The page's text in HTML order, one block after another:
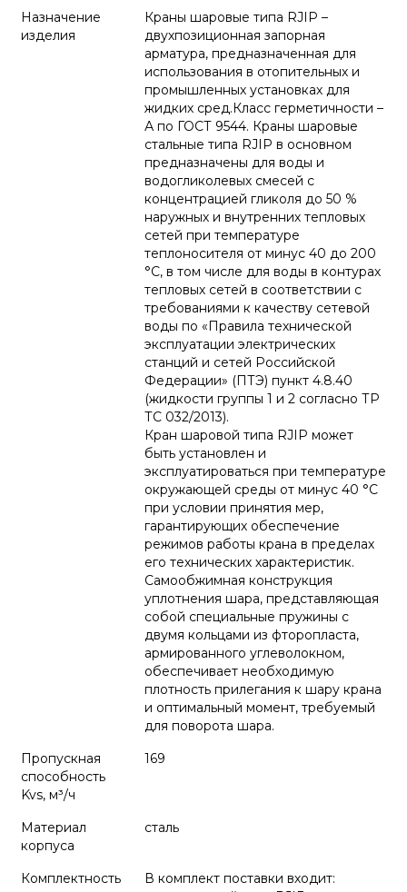
Назначение
изделия
Краны шаровые типа RJIP –
двухпозиционная запорная
арматура, предназначенная для
использования в отопительных и
промышленных установках для
жидких сред.Класс герметичности –
А по ГОСТ 9544. Краны шаровые
стальные типа RJIP в основном
предназначены для воды и
водогликолевых смесей с
концентрацией гликоля до 50 %
наружных и внутренних тепловых
сетей при температуре
теплоносителя от минус 40 до 200
°С, в том числе для воды в контурах
тепловых сетей в соответствии с
требованиями к качеству сетевой
воды по «Правила технической
эксплуатации электрических
станций и сетей Российской
Федерации» (ПТЭ) пункт 4.8.40
(жидкости группы 1 и 2 согласно ТР
ТС 032/2013).
Кран шаровой типа RJIP может
быть установлен и
эксплуатироваться при температуре
окружающей среды от минус 40 °С
при условии принятия мер,
гарантирующих обеспечение
режимов работы крана в пределах
его технических характеристик.
Самообжимная конструкция
уплотнения шара, представляющая
собой специальные пружины с
двумя кольцами из фторопласта,
армированного углеволокном,
обеспечивает необходимую
плотность прилегания к шару крана
и оптимальный момент, требуемый
для поворота шара.
Пропускная
способность
Kvs, м³/ч
169
Материал
корпуса
сталь
Комплектность
В комплект поставки входит: